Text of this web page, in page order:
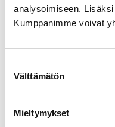
analysoimiseen.
Kumppanimme voivat
valinta
Välttämätön
Mieltymykset